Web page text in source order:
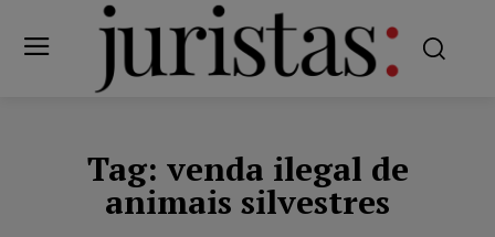
Tag: venda ilegal de
animais silvestres